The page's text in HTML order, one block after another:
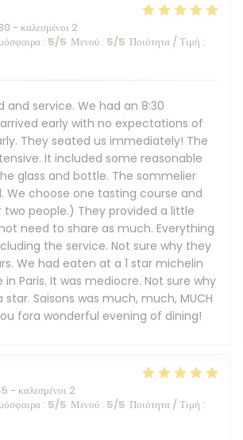
- καλεσμένοι 2
: 5/5 Μενού : 5/5 Ποιότητα / Τιμή :
and service. We had an 8:30
early with no expectations of
They seated us immediately! The
It included some reasonable
glass and bottle. The sommelier
We choose one tasting course and
two people.) They provided a little
need to share as much. Everything
the service. Not sure why they
We had eaten at a 1 star michelin
Paris. It was mediocre. Not sure why
Saisons was much, much, MUCH
fora wonderful evening of dining!
- καλεσμένοι 2
: 5/5 Μενού : 5/5 Ποιότητα / Τιμή :